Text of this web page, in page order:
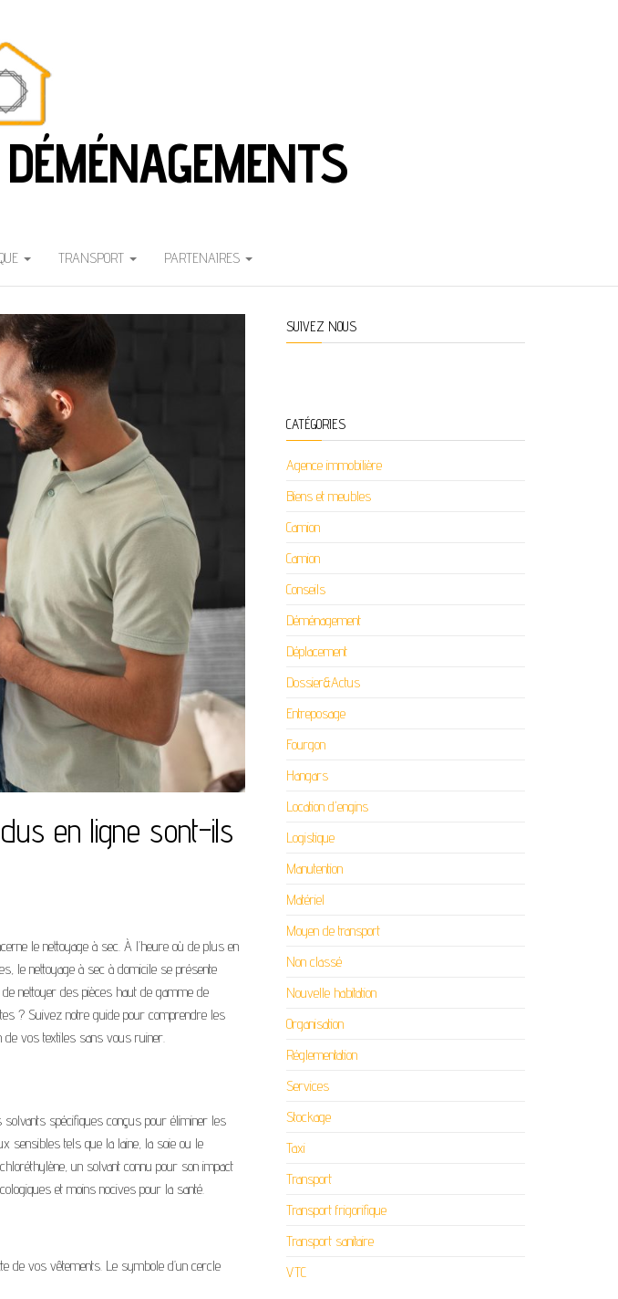
TRANSPORT PARTENAIRES
en ligne sont-ils
le nettoyage à sec. À l’heure où de plus en
le nettoyage à sec à domicile se présente
nettoyer des pièces haut de gamme de
? Suivez notre guide pour comprendre les
de vos textiles sans vous ruiner.
solvants spécifiques conçus pour éliminer les
sensibles tels que la laine, la soie ou le
un solvant connu pour son impact
et moins nocives pour la santé.
de vos vêtements. Le symbole d’un cercle
SUIVEZ NOUS
CATÉGORIES
Agence immobilière
Biens et meubles
Camion
Camion
Conseils
Déménagement
Déplacement
Dossier&Actus
Entreposage
Fourgon
Hangars
Location d'engins
Logistique
Manutention
Matériel
Moyen de transport
Non classé
Nouvelle habitation
Organisation
Réglementation
Services
Stockage
Taxi
Transport
Transport frigorifique
Transport sanitaire
VTC